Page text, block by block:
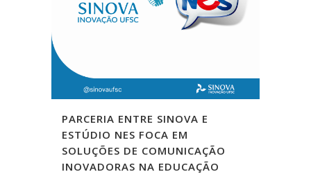
PARCERIA ENTRE SINOVA E
ESTÚDIO NES FOCA EM
SOLUÇÕES DE COMUNICAÇÃO
INOVADORAS NA EDUCAÇÃO